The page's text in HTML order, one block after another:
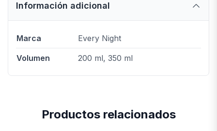
Información adicional
Marca Every Night
Volumen 200 ml, 350 ml
Productos relacionados